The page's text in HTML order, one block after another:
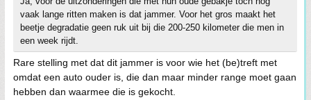
vaak lange ritten maken is dat jammer. Voor het gros maakt het
beetje degradatie geen ruk uit bij die 200-250 kilometer die men in
een week rijdt.
Rare stelling met dat dit jammer is voor wie het (be)treft met
omdat een auto ouder is, die dan maar minder range moet gaan
hebben dan waarmee die is gekocht.